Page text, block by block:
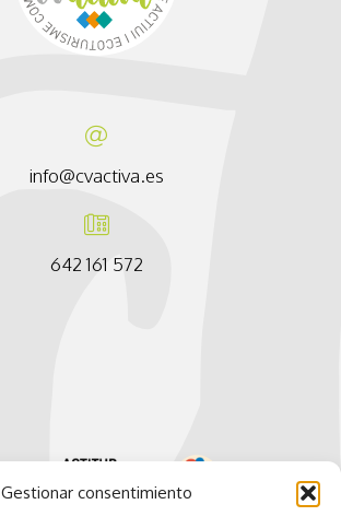
Gestionar consentimiento
info@cvactiva.es
642 161 572